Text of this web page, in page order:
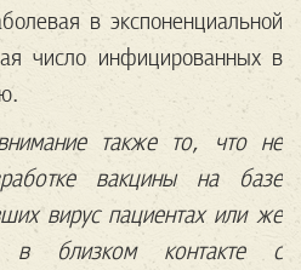
в экспоненциальной
число инфицированных в
также то, что не
вакцины на базе
вирус пациентах или же
близком контакте с